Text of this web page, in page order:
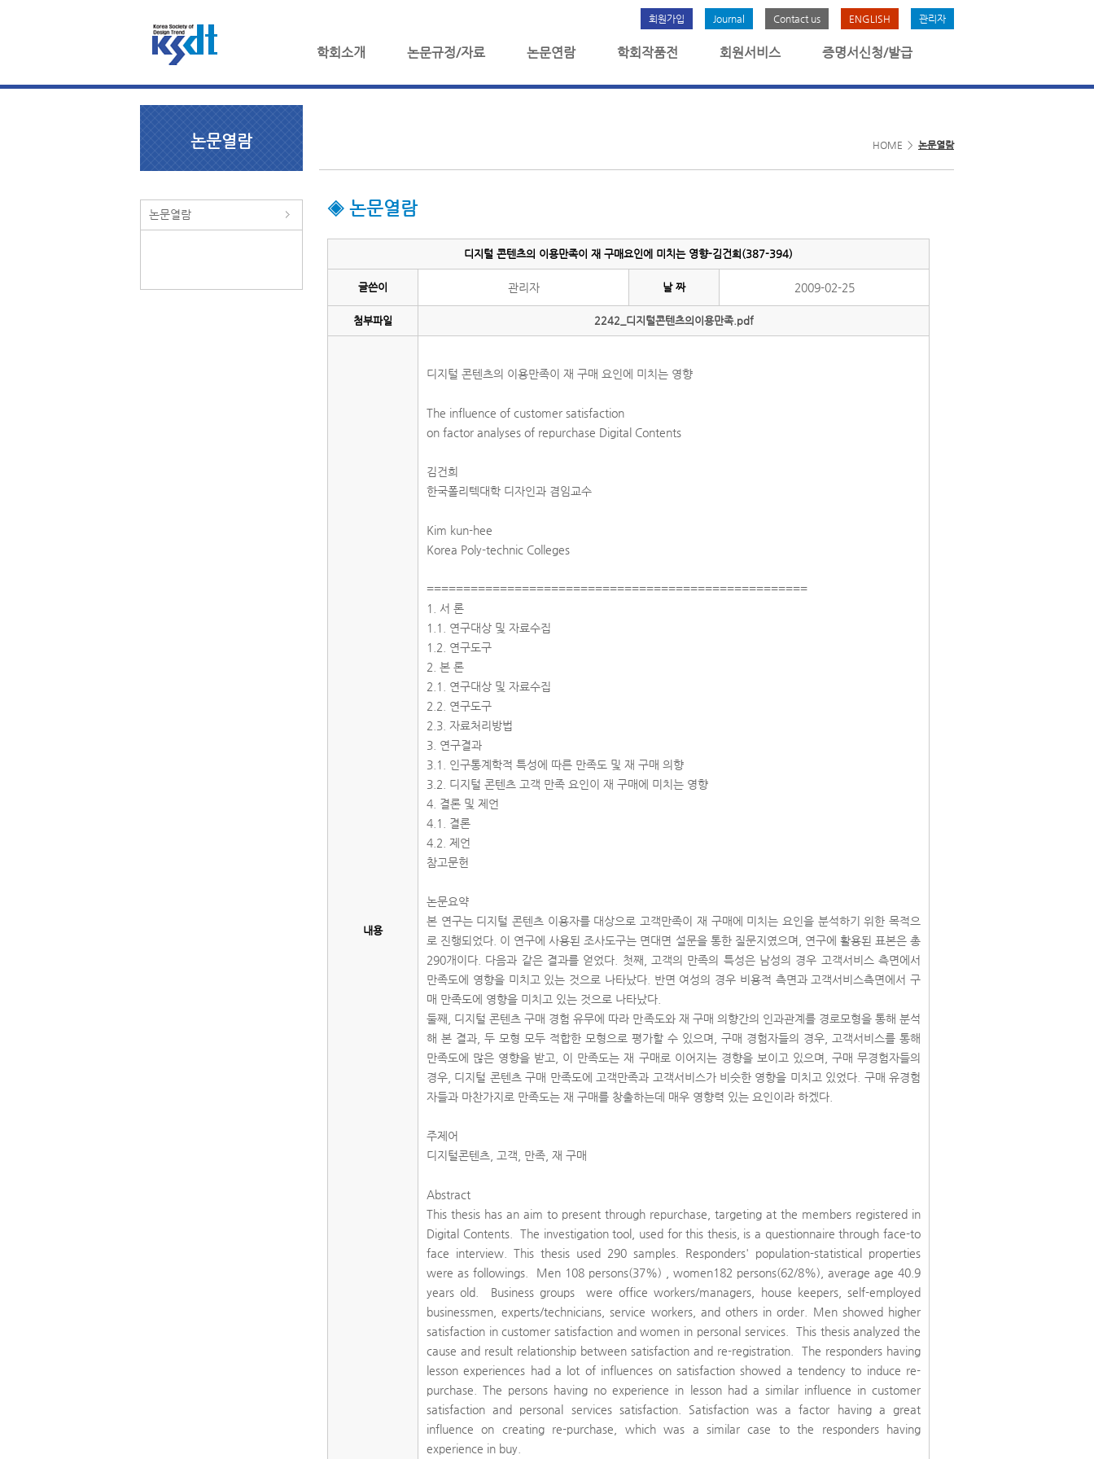
회원가입 Journal Contact us ENGLISH 관리자
학회소개 논문규정/자료 논문연람 학회작품전 회원서비스 증명서신청/발급
논문열람
논문열람
HOME > 논문열람
◈ 논문열람
디지털 콘텐츠의 이용만족이 재 구매요인에 미치는 영향-김건희(387-394)
글쓴이 관리자 날 짜 2009-02-25
첨부파일 2242_디지털콘텐츠의이용만족.pdf
내용
디지털 콘텐츠의 이용만족이 재 구매 요인에 미치는 영향
The influence of customer satisfaction
on factor analyses of repurchase Digital Contents
김건희
한국폴리텍대학 디자인과 겸임교수
Kim kun-hee
Korea Poly-technic Colleges
====================================================
1. 서 론
1.1. 연구대상 및 자료수집
1.2. 연구도구
2. 본 론
2.1. 연구대상 및 자료수집
2.2. 연구도구
2.3. 자료처리방법
3. 연구결과
3.1. 인구통계학적 특성에 따른 만족도 및 재 구매 의향
3.2. 디지털 콘텐츠 고객 만족 요인이 재 구매에 미치는 영향
4. 결론 및 제언
4.1. 결론
4.2. 제언
참고문헌
논문요약
본 연구는 디지털 콘텐츠 이용자를 대상으로 고객만족이 재 구매에 미치는 요인을 분석하기 위한 목적으
로 진행되었다. 이 연구에 사용된 조사도구는 면대면 설문을 통한 질문지였으며, 연구에 활용된 표본은 총
290개이다. 다음과 같은 결과를 얻었다. 첫째, 고객의 만족의 특성은 남성의 경우 고객서비스 측면에서
만족도에 영향을 미치고 있는 것으로 나타났다. 반면 여성의 경우 비용적 측면과 고객서비스측면에서 구
매 만족도에 영향을 미치고 있는 것으로 나타났다.
둘째, 디지털 콘텐츠 구매 경험 유무에 따라 만족도와 재 구매 의향간의 인과관계를 경로모형을 통해 분석
해 본 결과, 두 모형 모두 적합한 모형으로 평가할 수 있으며, 구매 경험자들의 경우, 고객서비스를 통해
만족도에 많은 영향을 받고, 이 만족도는 재 구매로 이어지는 경향을 보이고 있으며, 구매 무경험자들의
경우, 디지털 콘텐츠 구매 만족도에 고객만족과 고객서비스가 비슷한 영향을 미치고 있었다. 구매 유경험
자들과 마찬가지로 만족도는 재 구매를 창출하는데 매우 영향력 있는 요인이라 하겠다.
주제어
디지털콘텐츠, 고객, 만족, 재 구매
Abstract
This thesis has an aim to present through repurchase, targeting at the members registered in
Digital Contents. The investigation tool, used for this thesis, is a questionnaire through face-to
face interview. This thesis used 290 samples. Responders' population-statistical properties
were as followings. Men 108 persons(37%) , women182 persons(62/8%), average age 40.9
years old. Business groups were office workers/managers, house keepers, self-employed
businessmen, experts/technicians, service workers, and others in order. Men showed higher
satisfaction in customer satisfaction and women in personal services. This thesis analyzed the
cause and result relationship between satisfaction and re-registration. The responders having
lesson experiences had a lot of influences on satisfaction showed a tendency to induce re-
purchase. The persons having no experience in lesson had a similar influence in customer
satisfaction and personal services satisfaction. Satisfaction was a factor having a great
influence on creating re-purchase, which was a similar case to the responders having
experience in buy.